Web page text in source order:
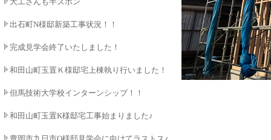
出石町N様邸新築工事状況！！
完成見学会終了いたしました！
和田山町玉置Ｋ様邸宅上棟執り行いました！！
但馬技術大学校インターンシップ！！
和田山町玉置K様邸宅工事始まりました♪